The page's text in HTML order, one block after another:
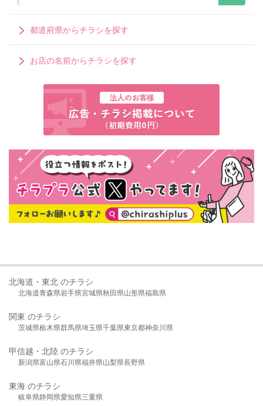
都道府県からチラシを探す
お店の名前からチラシを探す
北海道・東北 のチラシ
北海道青森県岩手県宮城県秋田県山形県福島県
関東 のチラシ
茨城県栃木県群馬県埼玉県千葉県東京都神奈川県
甲信越・北陸 のチラシ
新潟県富山県石川県福井県山梨県長野県
東海 のチラシ
岐阜県静岡県愛知県三重県